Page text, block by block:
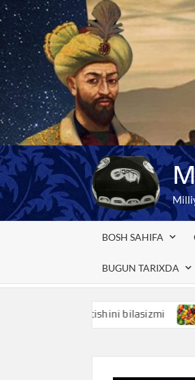
Skip
to
content
BOSH SAHIFA
BUGUN TARIXDA
anglatishini bilasizmi Baliq